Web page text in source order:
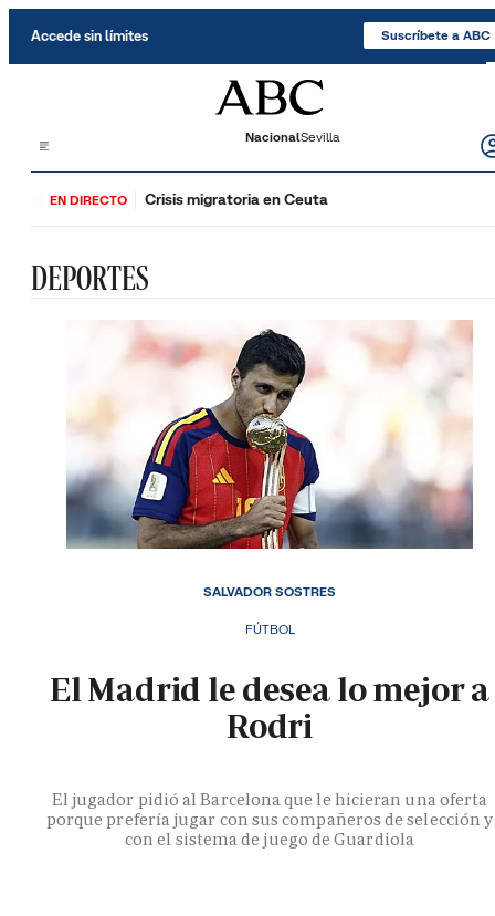
Accede sin límites Suscríbete a ABC
NacionalSevilla
EN DIRECTO Crisis migratoria en Ceuta
DEPORTES
FÚTBOL
El Madrid le desea lo mejor a
Rodri
El jugador pidió al Barcelona que le hicieran una oferta
porque prefería jugar con sus compañeros de selección y
con el sistema de juego de Guardiola
SALVADOR SOSTRES